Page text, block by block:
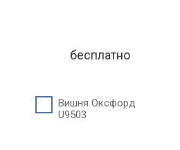
бесплатно
Вишня Оксфорд
U9503